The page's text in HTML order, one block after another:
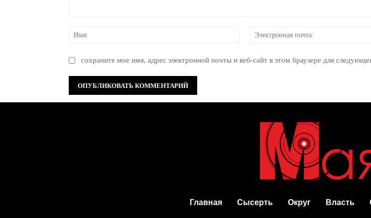
Имя:
сохраните мое имя, адрес электронной почты и веб-сайт в этом браузере для
Главная Сысерть Округ Власть